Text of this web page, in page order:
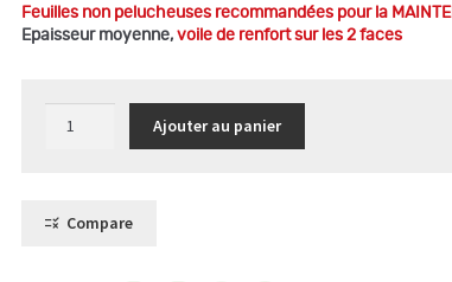
Feuilles non pelucheuses recommandées pour la
Epaisseur moyenne, voile de renfort sur les 2 faces
quantité
spillsoft
Ajouter au panier
Compare